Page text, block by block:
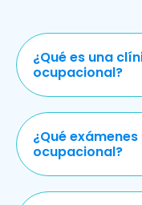
¿Qué es una
ocupacional?
¿Qué
ocupacional?